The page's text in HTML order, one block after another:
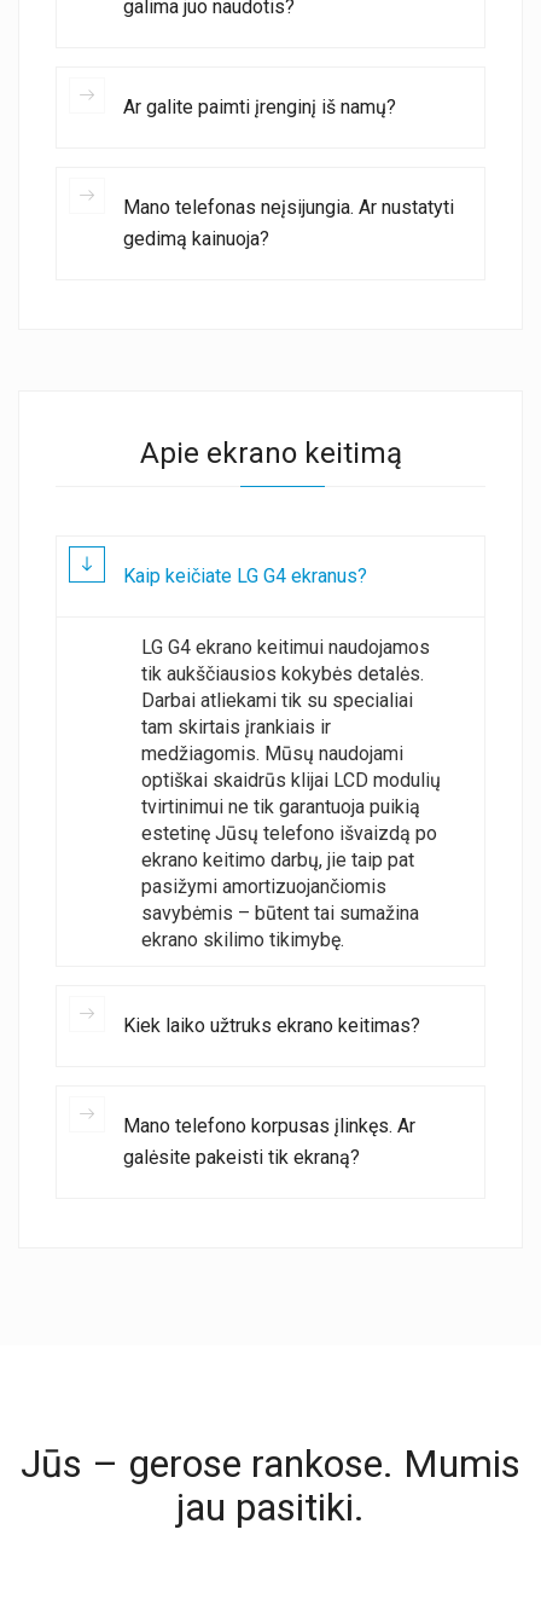
galima juo naudotis?
Ar galite paimti įrenginį iš namų?
Mano telefonas neįsijungia. Ar nustatyti
gedimą kainuoja?
Apie ekrano keitimą
Kaip keičiate LG G4 ekranus?
LG G4 ekrano keitimui naudojamos
tik aukščiausios kokybės detalės.
Darbai atliekami tik su specialiai
tam skirtais įrankiais ir
medžiagomis. Mūsų naudojami
optiškai skaidrūs klijai LCD modulių
tvirtinimui ne tik garantuoja puikią
estetinę Jūsų telefono išvaizdą po
ekrano keitimo darbų, jie taip pat
pasižymi amortizuojančiomis
savybėmis – būtent tai sumažina
ekrano skilimo tikimybę.
Kiek laiko užtruks ekrano keitimas?
Mano telefono korpusas įlinkęs. Ar
galėsite pakeisti tik ekraną?
Jūs – gerose rankose. Mumis
jau pasitiki.